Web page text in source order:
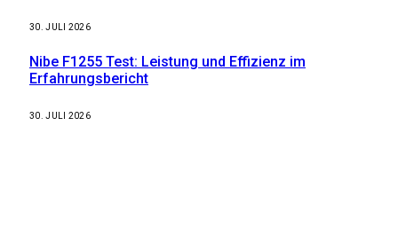
30. JULI 2026
Nibe F1255 Test: Leistung und Effizienz im
Erfahrungsbericht
30. JULI 2026